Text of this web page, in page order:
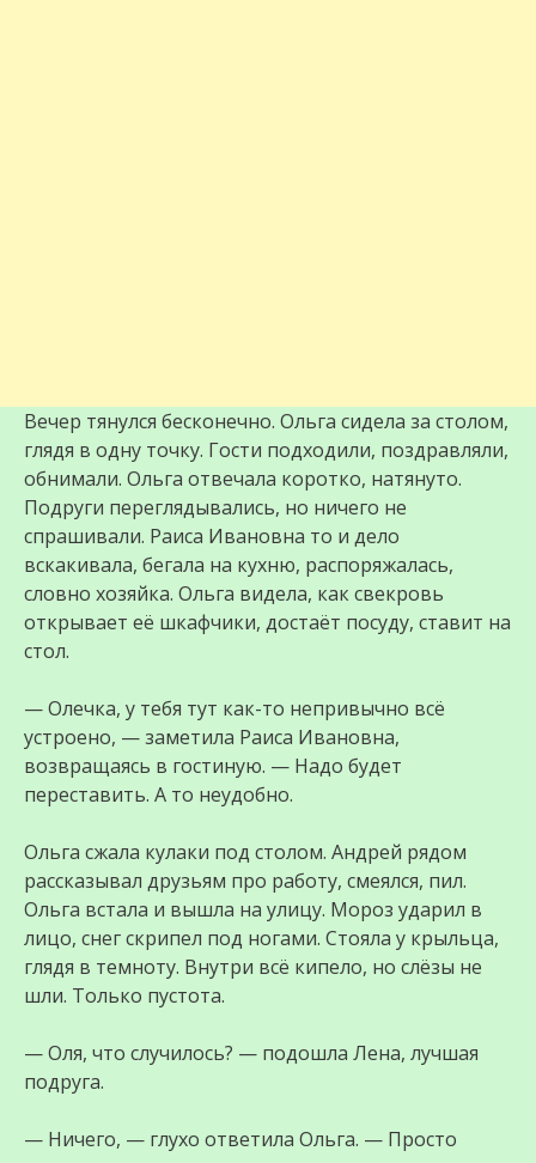
Вечер тянулся бесконечно. Ольга сидела за столом,
глядя в одну точку. Гости подходили, поздравляли,
обнимали. Ольга отвечала коротко, натянуто.
Подруги переглядывались, но ничего не
спрашивали. Раиса Ивановна то и дело
вскакивала, бегала на кухню, распоряжалась,
словно хозяйка. Ольга видела, как свекровь
открывает её шкафчики, достаёт посуду, ставит на
стол.
— Олечка, у тебя тут как-то непривычно всё
устроено, — заметила Раиса Ивановна,
возвращаясь в гостиную. — Надо будет
переставить. А то неудобно.
Ольга сжала кулаки под столом. Андрей рядом
рассказывал друзьям про работу, смеялся, пил.
Ольга встала и вышла на улицу. Мороз ударил в
лицо, снег скрипел под ногами. Стояла у крыльца,
глядя в темноту. Внутри всё кипело, но слёзы не
шли. Только пустота.
— Оля, что случилось? — подошла Лена, лучшая
подруга.
— Ничего, — глухо ответила Ольга. — Просто